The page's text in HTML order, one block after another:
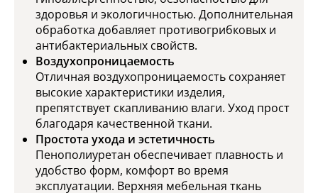
здоровья и экологичностью. Дополнительная
обработка добавляет противогрибковых и
антибактериальных свойств.
Воздухопроницаемость
Отличная воздухопроницаемость сохраняет
высокие характеристики изделия,
препятствует скапливанию влаги. Уход прост
благодаря качественной ткани.
Простота ухода и эстетичность
Пенополиуретан обеспечивает плавность и
удобство форм, комфорт во время
эксплуатации. Верхняя мебельная ткань